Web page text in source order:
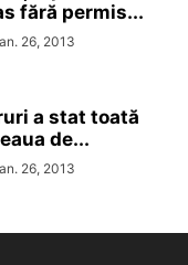
fără permis...
26, 2013
a stat toată
de...
26, 2013